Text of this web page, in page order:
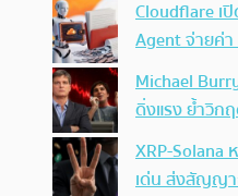
Cloudflare เ
Agent จ่ายค่า
Michael
ดิ่งแรง ย้ำวิก
XRP-Solana
เด่น ส่งสัญญ